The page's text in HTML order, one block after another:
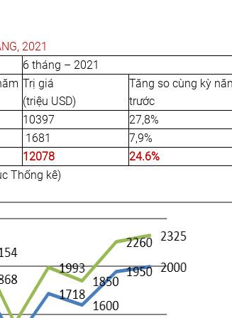
2021
6 tháng – 2021
Trị giá
(triệu USD)
Tăng so cùng kỳ
trước
10397
27,8%
1681
7,9%
12078
24.6%
Thống kê)